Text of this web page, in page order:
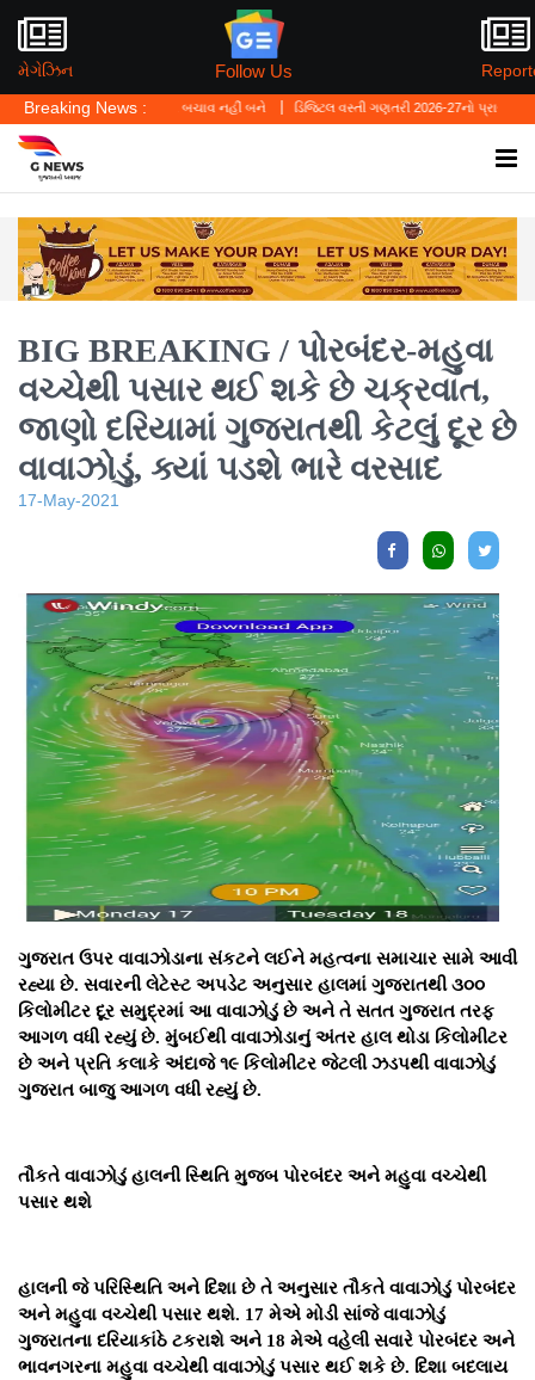
મેગેઝિન Follow Us
Breaking News :
લો' ગુનાનો બચાવ નહીં બને ડિજિટલ વસ્તી ગણતરી 2026-27નો પ્રારંભ, ઘર બેઠા આજે જ
BIG BREAKING / પોરબંદર-મહુવા
વચ્ચેથી પસાર થઈ શકે છે ચક્રવાત,
જાણો દરિયામાં ગુજરાતથી કેટલું દૂર છે
વાવાઝોડું, ક્યાં પડશે ભારે વરસાદ
17-May-2021
ગુજરાત ઉપર વાવાઝોડાના સંકટને લઈને મહત્વના સમાચાર સામે આવી
રહ્યા છે. સવારની લેટેસ્ટ અપડેટ અનુસાર હાલમાં ગુજરાતથી ૩૦૦
કિલોમીટર દૂર સમુદ્રમાં આ વાવાઝોડું છે અને તે સતત ગુજરાત તરફ
આગળ વધી રહ્યું છે. મુંબઈથી વાવાઝોડાનું અંતર હાલ થોડા કિલોમીટર
છે અને પ્રતિ કલાકે અંદાજે ૧૯ કિલોમીટર જેટલી ઝડપથી વાવાઝોડું
ગુજરાત બાજુ આગળ વધી રહ્યું છે.
તૌકતે વાવાઝોડું હાલની સ્થિતિ મુજબ પોરબંદર અને મહુવા વચ્ચેથી
પસાર થશે
હાલની જે પરિસ્થિતિ અને દિશા છે તે અનુસાર તૌકતે વાવાઝોડું પોરબંદર
અને મહુવા વચ્ચેથી પસાર થશે. 17 મેએ મોડી સાંજે વાવાઝોડું
ગુજરાતના દરિયાકાંઠે ટકરાશે અને 18 મેએ વહેલી સવારે પોરબંદર અને
ભાવનગરના મહુવા વચ્ચેથી વાવાઝોડું પસાર થઈ શકે છે. દિશા બદલાય